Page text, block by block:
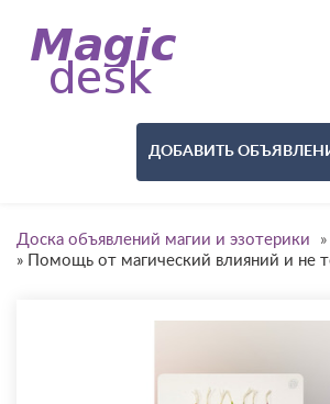
ДОБАВИТЬ
Доска объявлений магии и эзотерики »
»
Помощь от магический влияний и не